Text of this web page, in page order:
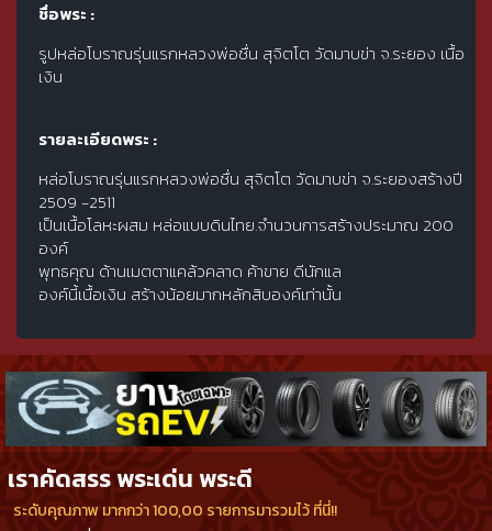
ชื่อพระ :
รูปหล่อโบราณรุ่นแรกหลวงพ่อชื่น สุจิตโต วัดมาบข่า จ.ระยอง เนื้อ
เงิน
รายละเอียดพระ :
หล่อโบราณรุ่นแรกหลวงพ่อชื่น สุจิตโต วัดมาบข่า จ.ระยองสร้างปี
2509 -2511
เป็นเนื้อโลหะผสม หล่อแบบดินไทย.จำนวนการสร้างประมาณ 200
องค์
พุทธคุณ ด้านเมตตาแคล้วคลาด ค้าขาย ดีนักแล
องค์นี้เนื้อเงิน สร้างน้อยมากหลักสิบองค์เท่านั้น
เราคัดสรร พระเด่น พระดี
ระดับคุณภาพ มากกว่า 100,00 รายการมารวมไว้ ที่นี่!!